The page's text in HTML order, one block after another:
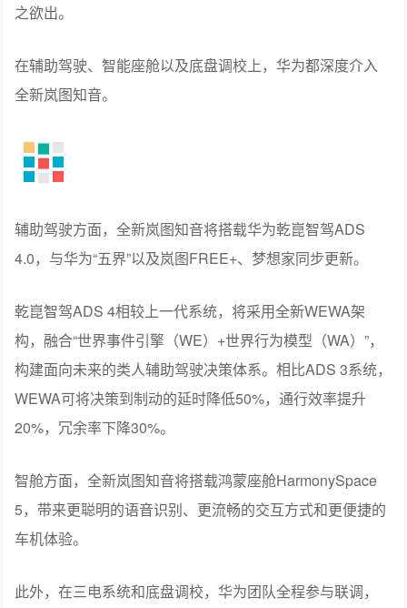
之欲出。
在辅助驾驶、智能座舱以及底盘调校上，华为都深度介入
全新岚图知音。
辅助驾驶方面，全新岚图知音将搭载华为乾崑智驾ADS
4.0，与华为“五界”以及岚图FREE+、梦想家同步更新。
乾崑智驾ADS 4相较上一代系统，将采用全新WEWA架
构，融合“世界事件引擎（WE）+世界行为模型（WA）”，
构建面向未来的类人辅助驾驶决策体系。相比ADS 3系统，
WEWA可将决策到制动的延时降低50%，通行效率提升
20%，冗余率下降30%。
智舱方面，全新岚图知音将搭载鸿蒙座舱HarmonySpace
5，带来更聪明的语音识别、更流畅的交互方式和更便捷的
车机体验。
此外，在三电系统和底盘调校，华为团队全程参与联调，